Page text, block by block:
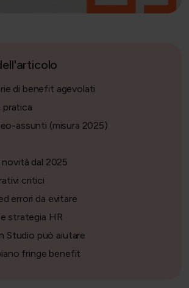
di benefit agevolati
pratica
assunti (misura 2025)
dal 2025
critici
errori da evitare
strategia HR
Studio può aiutare
fringe benefit